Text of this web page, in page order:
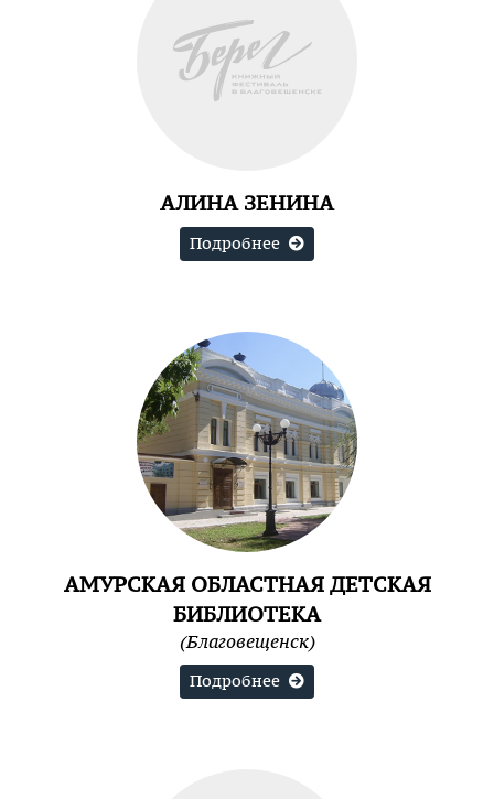
АЛИНА ЗЕНИНА
Подробнее
АМУРСКАЯ ОБЛАСТНАЯ ДЕТСКАЯ
БИБЛИОТЕКА
(Благовещенск)
Подробнее